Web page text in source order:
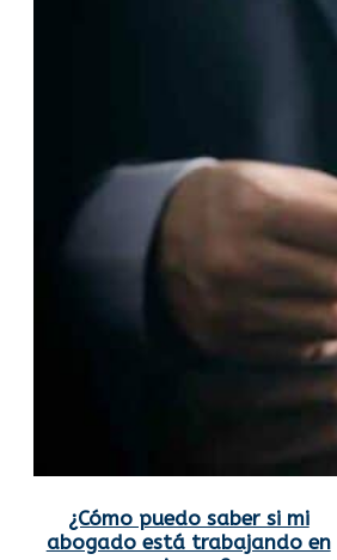
¿Cómo puedo saber si mi
abogado está trabajando en